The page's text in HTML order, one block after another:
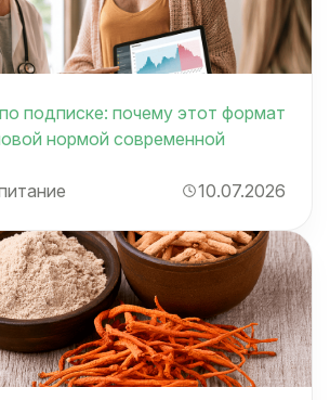
подписке: почему этот формат
нормой современной
10.07.2026